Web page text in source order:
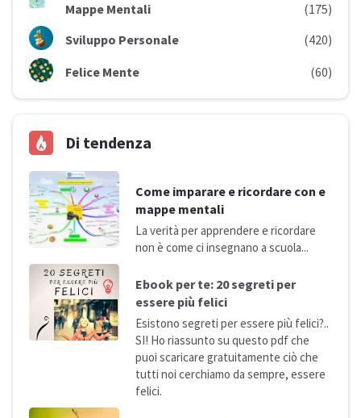
Mappe Mentali
(175)
Sviluppo Personale
(420)
Felice Mente
(60)
Di tendenza
Come imparare e ricordare con e
mappe mentali
La verità per apprendere e ricordare
non è come ci insegnano a scuola...
Ebook per te: 20 segreti per
essere più felici
Esistono segreti per essere più felici?..
SI! Ho riassunto su questo pdf che
puoi scaricare gratuitamente ciò che
tutti noi cerchiamo da sempre, essere
felici.